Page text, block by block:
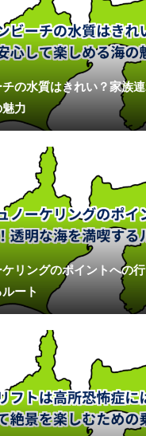
の水質はきれい？家族
力
リングのポイントへの
ート